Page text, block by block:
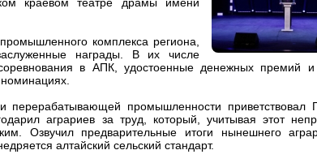
комплекса региона,
награды. В их числе
соревнования в АПК, удостоенные денежных премий
и перерабатывающей промышленности приветствовал
аграриев за труд, который, учитывая этот
Озвучил предварительные итоги нынешнего
алтайский сельский стандарт.